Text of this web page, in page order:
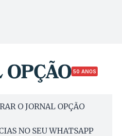
50 ANOS
O JORNAL OPÇÃO
NO SEU WHATSAPP